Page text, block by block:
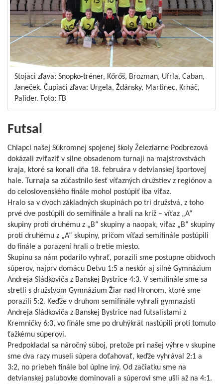
Stojaci zľava: Snopko-tréner, Kőrőš, Brozman, Ufrla, Caban,
Janeček. Čupiaci zľava: Urgela, Ždánsky, Martinec, Krnáč,
Palider. Foto: FB
Futsal
Chlapci našej Súkromnej spojenej školy Železiarne Podbrezová
dokázali zvíťaziť v silne obsadenom turnaji na majstrovstvách
kraja, ktoré sa konali dňa 18. februára v detvianskej športovej
hale. Turnaja sa zúčastnilo šesť víťazných družstiev z regiónov a
do celoslovenského finále mohol postúpiť iba víťaz.
Hralo sa v dvoch základných skupinách po tri družstvá, z toho
prvé dve postúpili do semifinále a hrali na kríž – víťaz „A“
skupiny proti druhému z „B“ skupiny a naopak, víťaz „B“ skupiny
proti druhému z „A“ skupiny, pričom víťazi semifinále postúpili
do finále a porazení hrali o tretie miesto.
Skupinu sa nám podarilo vyhrať, porazili sme postupne obidvoch
súperov, najprv domácu Detvu 1:5 a neskôr aj silné Gymnázium
Andreja Sládkoviča z Banskej Bystrice 4:3. V semifinále sme sa
stretli s družstvom Gymnázium Žiar nad Hronom, ktoré sme
porazili 5:2. Keďže v druhom semifinále vyhrali gymnazisti
Andreja Sládkoviča z Banskej Bystrice nad futsalistami z
Kremničky 6:3, vo finále sme po druhýkrát nastúpili proti tomuto
ťažkému súperovi.
Predpokladal sa náročný súboj, pretože pri našej výhre v skupine
sme dva razy museli súpera doťahovať, keďže vyhrával 2:1 a
3:2, no priebeh finále bol úplne iný. Od začiatku sme na
detvianskej palubovke dominovali a súperovi sme ušli až na 4:1.